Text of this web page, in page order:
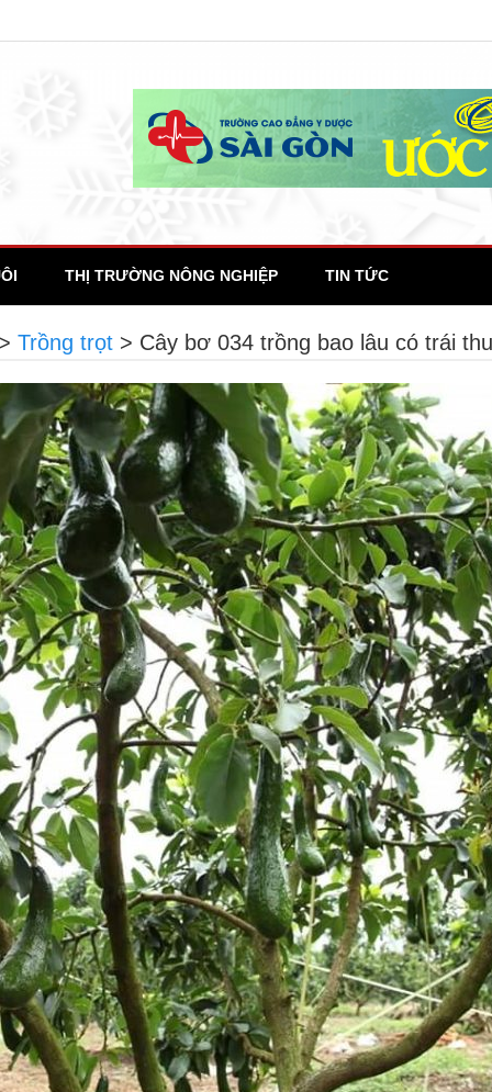
THỊ TRƯỜNG NÔNG NGHIỆP TIN TỨC
Trồng trọt > Cây bơ 034 trồng bao lâu có trái